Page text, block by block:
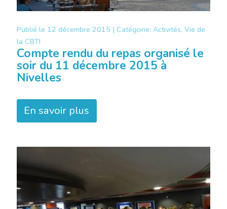
Publié le 12 décembre 2015 | Catégorie: Activités, Vie de
la CBTI
Compte rendu du repas organisé le
soir du 11 décembre 2015 à
Nivelles
En savoir plus